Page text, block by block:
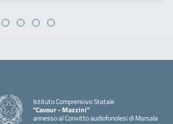
Istituto Comprensivo Statale
"Cavour - Mazzini"
annesso al Convitto audiofonolesi di Marsala